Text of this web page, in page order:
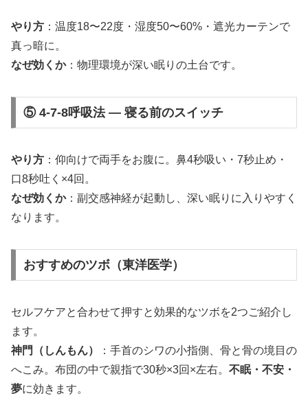
やり方 ：温度18〜22度・湿度50〜60%・遮光カーテンで
真っ暗に。
なぜ効くか：物理環境が深い眠りの土台です。
⑤ 4-7-8呼吸法 — 寝る前のスイッチ
やり方 ：仰向けで両手をお腹に。鼻4秒吸い・7秒止め・
口8秒吐く×4回。
なぜ効くか：副交感神経が起動し、深い眠りに入りやすく
なります。
おすすめのツボ（東洋医学）
セルフケアと合わせて押すと効果的なツボを2つご紹介し
ます。
神門（しんもん）
：手首のシワの小指側、骨と骨の境目の
へこみ。布団の中で親指で30秒×3回×左右。 不眠・不安・
夢に効きます。